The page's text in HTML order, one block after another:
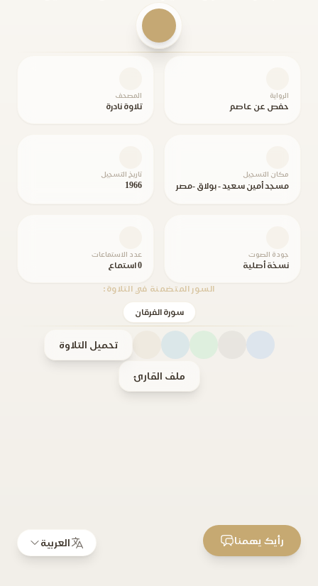
الرواية
حفص عن عاصم
المصحف
تلاوة نادرة
مكان التسجيل
مسجد أمين سعيد - بولاق -مصر
تاريخ التسجيل
1966
جودة الصوت
نسخة أصلية
عدد الاستماعات
0 استماع
السور المتضمنة في التلاوة:
سورة الفرقان
تحميل التلاوة
ملف القارئ
العربية رأيك يهمنا